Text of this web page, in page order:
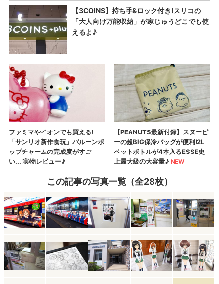
この記事の写真一覧（全28枚）